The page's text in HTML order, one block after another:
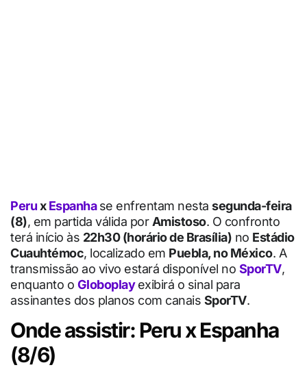
PeruxEspanhase enfrentam nesta segunda-feira
(8), em partida válida por Amistoso. O confronto
terá início às 22h30 (horário de Brasília) no Estádio
Cuauhtémoc, localizado em Puebla, no México. A
transmissão ao vivo estará disponível no SporTV,
enquanto o Globoplayexibirá o sinal para
assinantes dos planos com canais SporTV.
Onde assistir: Peru x Espanha
(8/6)